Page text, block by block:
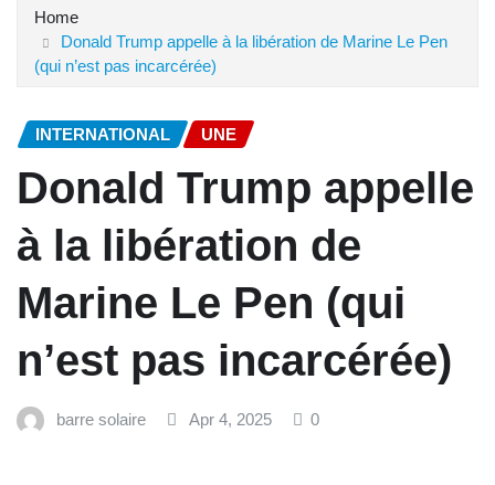
Home
Donald Trump appelle à la libération de Marine Le Pen
(qui n’est pas incarcérée)
INTERNATIONAL UNE
Donald Trump appelle
à la libération de
Marine Le Pen (qui
n’est pas incarcérée)
barre solaire Apr 4, 2025 0